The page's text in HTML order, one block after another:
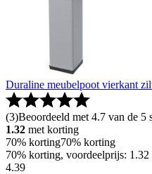
Duraline meubelpoot vierkant
(3)Beoordeeld met 4.7 van de 5
1.32 met korting
70% korting70% korting
70% korting, voordeelprijs:
4.39